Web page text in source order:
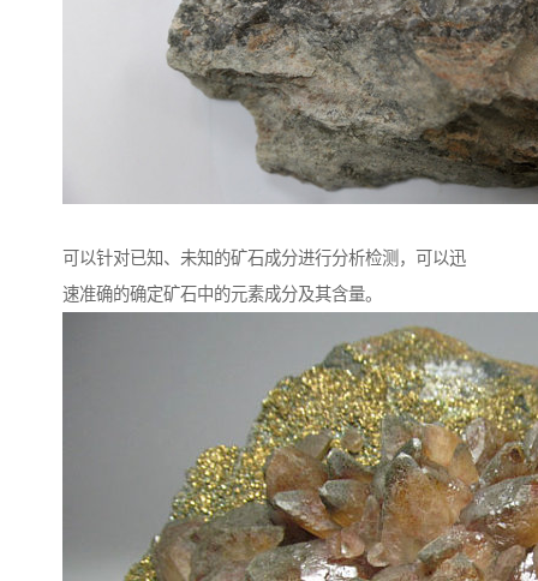
可以针对已知、未知的矿石成分进行分析检测，可以迅
速准确的确定矿石中的元素成分及其含量。